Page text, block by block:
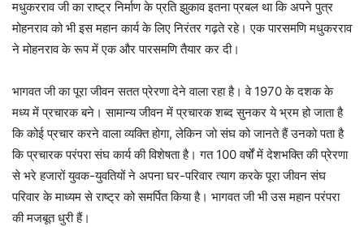
मधुकरराव जी का राष्ट्र निर्माण के प्रति झुकाव इतना प्रबल था कि अपने पुत्र
मोहनराव को भी इस महान कार्य के लिए निरंतर गढ़ते रहे। एक पारसमणि मधुकरराव
ने मोहनराव के रूप में एक और पारसमणि तैयार कर दी।
भागवत जी का पूरा जीवन सतत प्रेरणा देने वाला रहा है। वे 1970 के दशक के
मध्य में प्रचारक बने। सामान्य जीवन में प्रचारक शब्द सुनकर ये भ्रम हो जाता है
कि कोई प्रचार करने वाला व्यक्ति होगा, लेकिन जो संघ को जानते हैं उनको पता है
कि प्रचारक परंपरा संघ कार्य की विशेषता है। गत 100 वर्षों में देशभक्ति की प्रेरणा
से भरे हजारों युवक-युवतियों ने अपना घर-परिवार त्याग करके पूरा जीवन संघ
परिवार के माध्यम से राष्ट्र को समर्पित किया है। भागवत जी भी उस महान परंपरा
की मजबूत धुरी हैं।